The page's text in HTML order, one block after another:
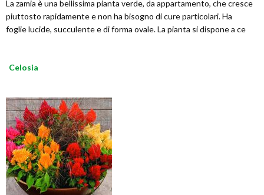
La zamia è una bellissima pianta verde, da appartamento, che cresce
piuttosto rapidamente e non ha bisogno di cure particolari. Ha
foglie lucide, succulente e di forma ovale. La pianta si dispone a ce
Celosia